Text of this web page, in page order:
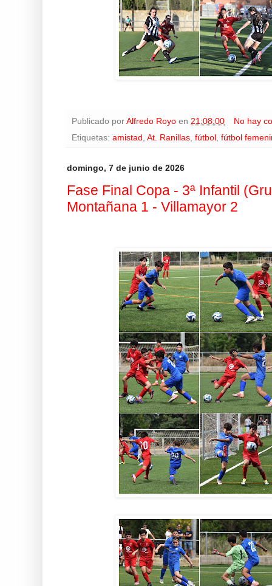
Publicado por Alfredo Royo en 21:08:00
No hay
Etiquetas: amistad At. Ranillas fútbol fútbol
domingo, 7 de junio de 2026
Fase Final Copa - 3ª Infantil
Montañana 1 - Villamayor 2